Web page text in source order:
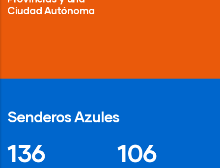
Ciudad Autónoma
Senderos Azules
194 154